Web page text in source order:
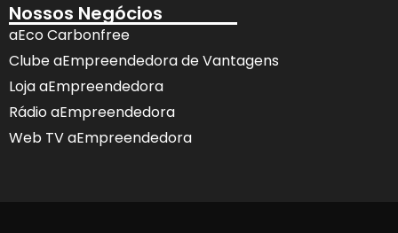
Nossos Negócios
aEco Carbonfree
Clube aEmpreendedora de Vantagens
Loja aEmpreendedora
Rádio aEmpreendedora
Web TV aEmpreendedora